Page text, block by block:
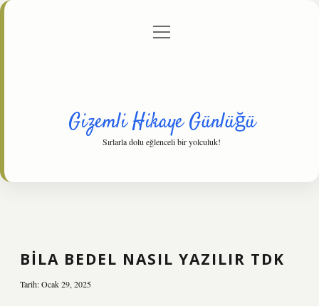
Gizlilik Politikası
menüyü
Gizemli Hikaye Günlüğü
Sırlarla dolu eğlenceli bir yolculuk!
BILA BEDEL NASIL YAZILIR TDK
Tarih: Ocak 29, 2025